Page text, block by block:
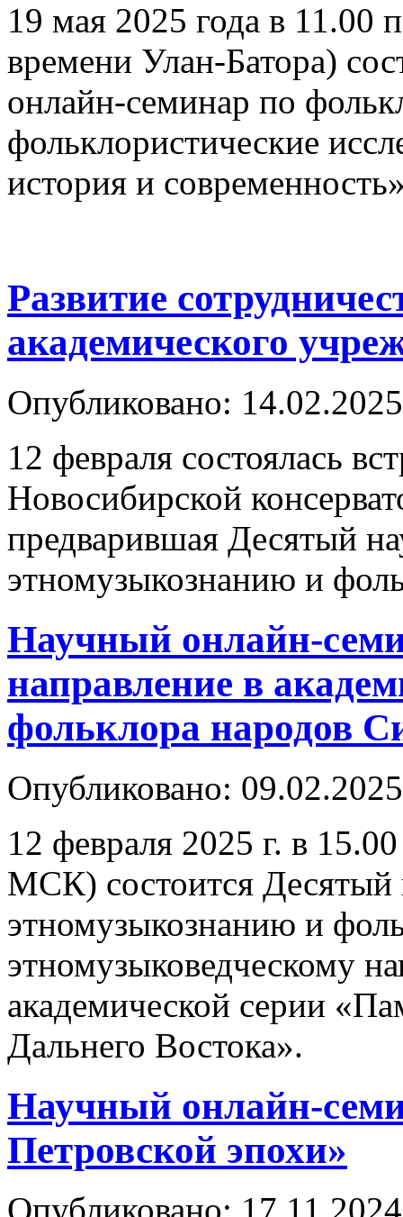
19 мая 2025 года в 11.00
времени Улан-Батора)
онлайн-семинар по
фольклористические
история и
Развитие
академического
Опубликовано: 14.02.2025
12 февраля состоялась
Новосибирской
предварившая Десятый
этномузыкознанию и
Научный онлайн-
направление в
фольклора народов
Опубликовано: 09.02.2025
12 февраля 2025 г. в
МСК) состоится Десятый
этномузыкознанию и
этномузыковедческому
академической серии
Дальнего Востока».
Научный онлайн-
Петровской эпохи»